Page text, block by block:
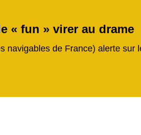
« fun » virer au drame
navigables de France) alerte sur